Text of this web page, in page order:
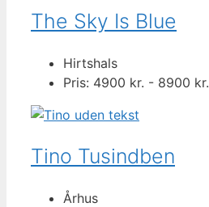
The Sky Is Blue
Hirtshals
Pris: 4900 kr. - 8900 kr.
Tino Tusindben
Århus